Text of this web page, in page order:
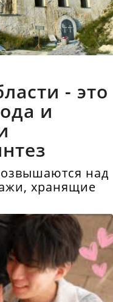
- это
и
над
хранящие